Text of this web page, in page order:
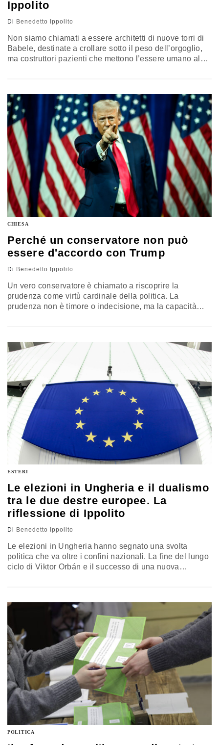
Ippolito
Di Benedetto Ippolito
Non siamo chiamati a essere architetti di nuove torri di
Babele, destinate a crollare sotto il peso dell’orgoglio,
ma costruttori pazienti che mettono l’essere umano al
Benedetto Ippolito
CHIESA
Perché un conservatore non può
essere d'accordo con Trump
Di Benedetto Ippolito
Un vero conservatore è chiamato a riscoprire la
prudenza come virtù cardinale della politica. La
prudenza non è timore o indecisione, ma la capacità
monarchia assoluta e dispotica, una deriva che ha
giustamente sollevato le proteste in tutta l’America e in
tutta l’Europa sanamente conservatrice. Il commento di
Benedetto Ippolito
ESTERI
Le elezioni in Ungheria e il dualismo
tra le due destre europee. La
riflessione di Ippolito
Di Benedetto Ippolito
Le elezioni in Ungheria hanno segnato una svolta
politica che va oltre i confini nazionali. La fine del lungo
ciclo di Viktor Orbán e il successo di una nuova
POLITICA